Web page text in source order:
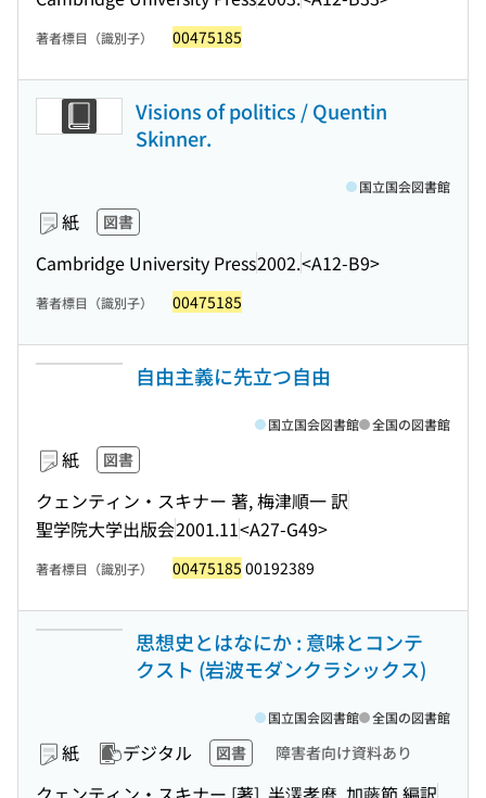
著者標目（識別子） 00475185
Visions of politics / Quentin
Skinner.
紙 図書
Cambridge University Press2002.<A12-B9>
国立国会図書館
著者標目（識別子） 00475185
自由主義に先立つ自由
紙 図書
クェンティン・スキナー 著, 梅津順一 訳
聖学院大学出版会2001.11<A27-G49>
国立国会図書館 全国の図書館
著者標目（識別子） 00475185 00192389
思想史とはなにか : 意味とコンテ
クスト (岩波モダンクラシックス)
紙 デジタル 図書 障害者向け資料あり
国立国会図書館 全国の図書館